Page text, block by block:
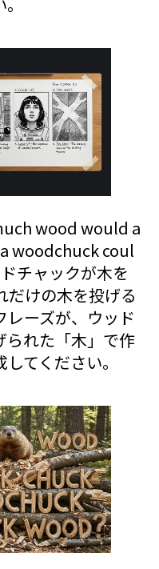
wood would a
woodchuck coul
チャックが木を
だけの木を投げる
レーズが、ウッド
られた「木」で作
てください。